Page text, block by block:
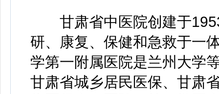
甘肃省中医院创建于
研、康复、保健和急救于一
学第一附属医院是兰州大学
甘肃省城乡居民医保、甘肃